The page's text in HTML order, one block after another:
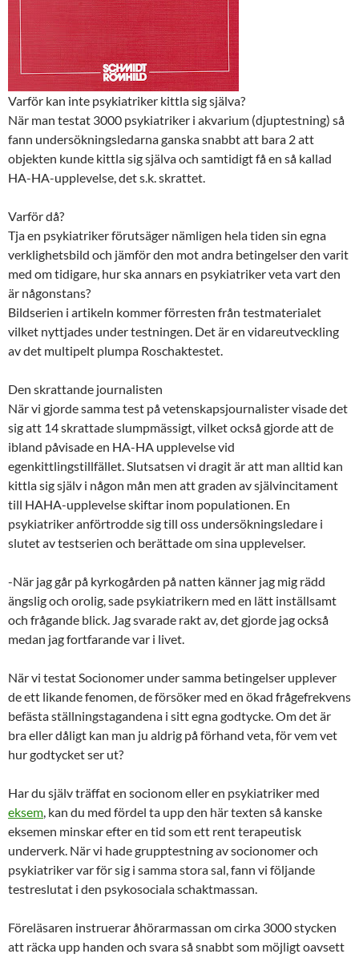
Varför kan inte psykiatriker kittla sig själva?
När man testat 3000 psykiatriker i akvarium (djuptestning) så
fann undersökningsledarna ganska snabbt att bara 2 att
objekten kunde kittla sig själva och samtidigt få en så kallad
HA-HA-upplevelse, det s.k. skrattet.
Varför då?
Tja en psykiatriker förutsäger nämligen hela tiden sin egna
verklighetsbild och jämför den mot andra betingelser den varit
med om tidigare, hur ska annars en psykiatriker veta vart den
är någonstans?
Bildserien i artikeln kommer förresten från testmaterialet
vilket nyttjades under testningen. Det är en vidareutveckling
av det multipelt plumpa Roschaktestet.
Den skrattande journalisten
När vi gjorde samma test på vetenskapsjournalister visade det
sig att 14 skrattade slumpmässigt, vilket också gjorde att de
ibland påvisade en HA-HA upplevelse vid
egenkittlingstillfället. Slutsatsen vi dragit är att man alltid kan
kittla sig själv i någon mån men att graden av självincitament
till HAHA-upplevelse skiftar inom populationen. En
psykiatriker anförtrodde sig till oss undersökningsledare i
slutet av testserien och berättade om sina upplevelser.
-När jag går på kyrkogården på natten känner jag mig rädd
ängslig och orolig, sade psykiatrikern med en lätt inställsamt
och frågande blick. Jag svarade rakt av, det gjorde jag också
medan jag fortfarande var i livet.
När vi testat Socionomer under samma betingelser upplever
de ett likande fenomen, de försöker med en ökad frågefrekvens
befästa ställningstagandena i sitt egna godtycke. Om det är
bra eller dåligt kan man ju aldrig på förhand veta, för vem vet
hur godtycket ser ut?
Har du själv träffat en socionom eller en psykiatriker med
eksem, kan du med fördel ta upp den här texten så kanske
eksemen minskar efter en tid som ett rent terapeutisk
underverk. När vi hade grupptestning av socionomer och
psykiatriker var för sig i samma stora sal, fann vi följande
testreslutat i den psykosociala schaktmassan.
Föreläsaren instruerar åhörarmassan om cirka 3000 stycken
att räcka upp handen och svara så snabbt som möjligt oavsett